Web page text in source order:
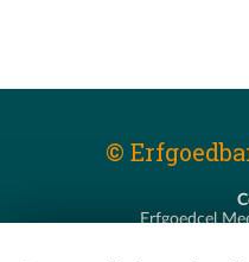
©
Erfgoedcel